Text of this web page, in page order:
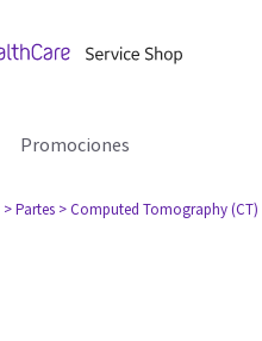
Promociones
> Partes > Computed Tomography (CT)